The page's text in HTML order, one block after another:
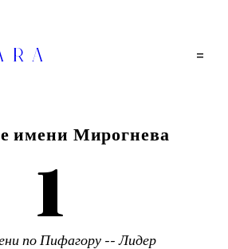
=
имени Мирогнева
1
по Пифагору --Лидер